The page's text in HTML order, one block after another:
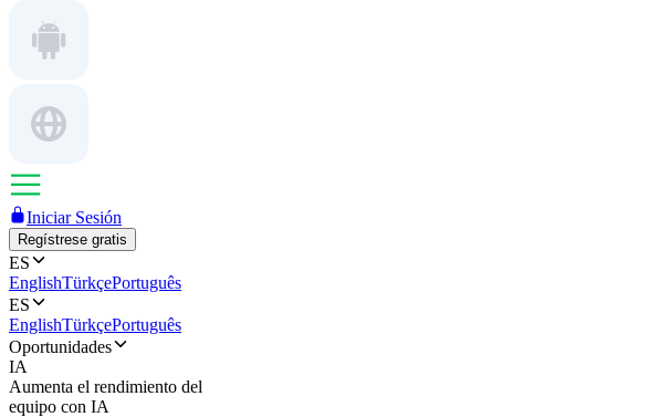
Iniciar Sesión
Regístrese gratis
ES
EnglishTürkçePortuguês
ES
EnglishTürkçePortuguês
Oportunidades
IA
Aumenta el rendimiento del
equipo con IA